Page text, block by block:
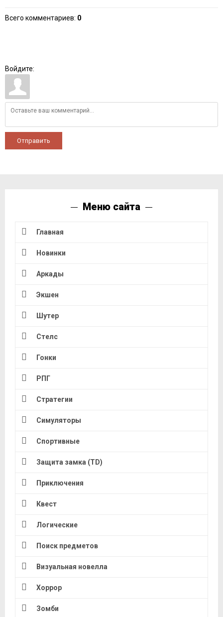
Всего комментариев: 0
Войдите:
Отправить
Меню сайта
Главная
Новинки
Аркады
Экшен
Шутер
Стелс
Гонки
РПГ
Стратегии
Симуляторы
Спортивные
Защита замка (TD)
Приключения
Квест
Логические
Поиск предметов
Визуальная новелла
Хоррор
Зомби